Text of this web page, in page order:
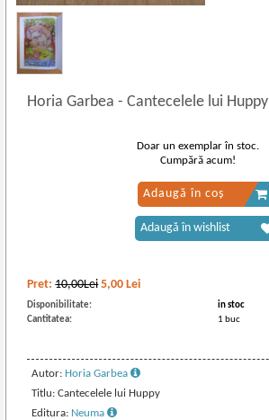
Horia Garbea- Cantecelele lui Huppy
Pret:10,00Lei 5,00 Lei
Disponibilitate:
in stoc
Cantitatea:
1 buc
Autor: Horia Garbea
Titlu: Cantecelele lui Huppy
Editura: Neuma
Doar un exemplar în stoc.
Cumpără acum!
Adaugă în coș
Adaugă în wishlist